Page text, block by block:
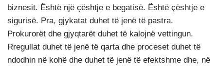
biznesit. Është një çështje e begatisë. Është çështje e
sigurisë. Pra, gjykatat duhet të jenë të pastra.
Prokurorët dhe gjyqtarët duhet të kalojnë vettingun.
Rregullat duhet të jenë të qarta dhe proceset duhet të
ndodhin në kohë dhe duhet të jenë të efektshme dhe, në